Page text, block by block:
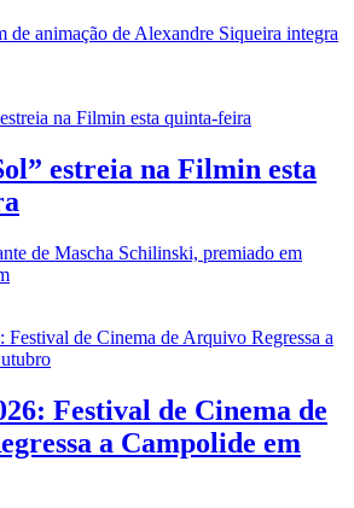
de animação de Alexandre Siqueira integra
estreia na Filmin esta
de Mascha Schilinski, premiado em
Festival de Cinema de
a Campolide em